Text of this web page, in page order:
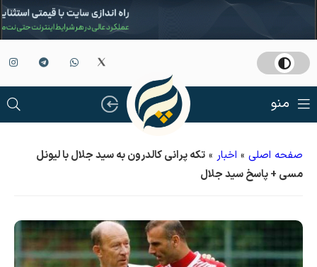
منو
صفحه اصلی » اخبار » تکه پرانی کالدرون به سید جلال با لیونل
مسی + پاسخ سید جلال